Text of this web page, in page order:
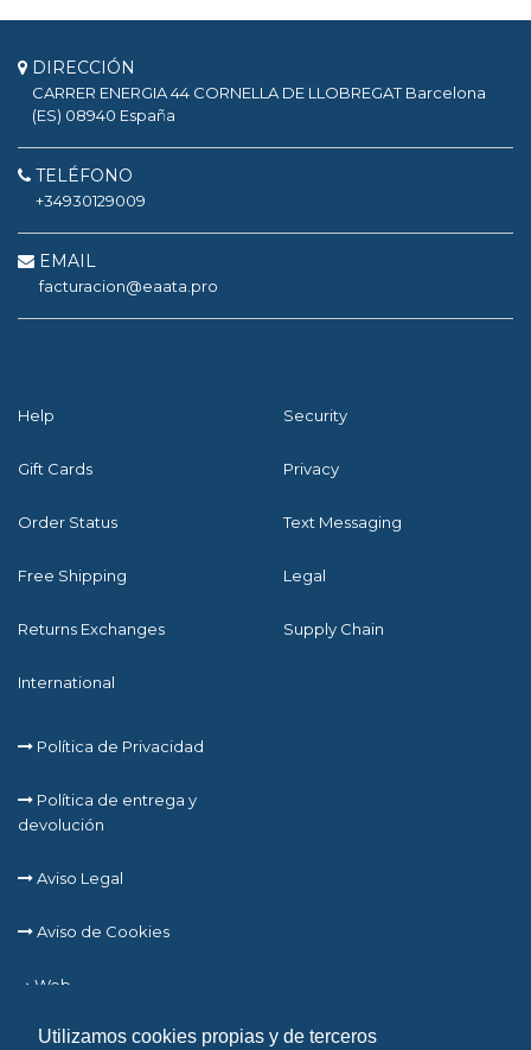
Utilizamos cookies propias y de terceros
DIRECCIÓN
CARRER ENERGIA 44 CORNELLA DE LLOBREGAT Barcelona
(ES) 08940 España
TELÉFONO
+34930129009
EMAIL
facturacion@eaata.pro
Help
Gift Cards
Order Status
Free Shipping
Returns Exchanges
International
Security
Privacy
Text Messaging
Legal
Supply Chain
Política de Privacidad
Política de entrega y
devolución
Aviso Legal
Aviso de Cookies
➞ Web
➞ Cursos Online